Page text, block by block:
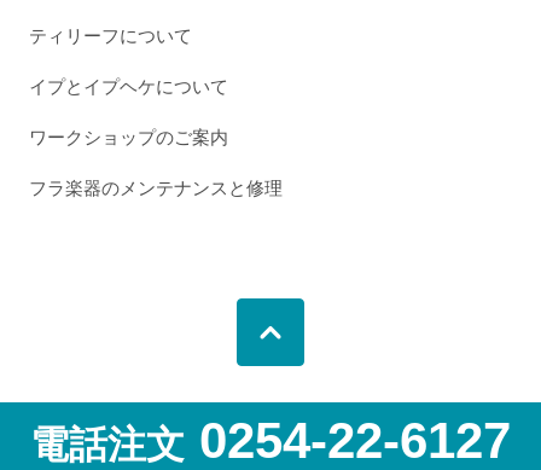
ティリーフについて
イプとイプヘケについて
ワークショップのご案内
フラ楽器のメンテナンスと修理
電話注文 0254-22-6127